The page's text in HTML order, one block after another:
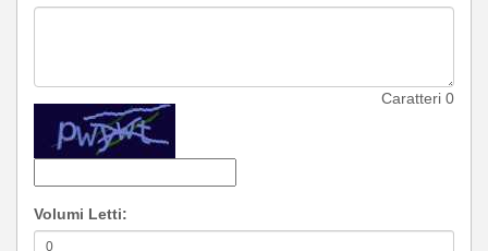
Caratteri 0
Volumi Letti: